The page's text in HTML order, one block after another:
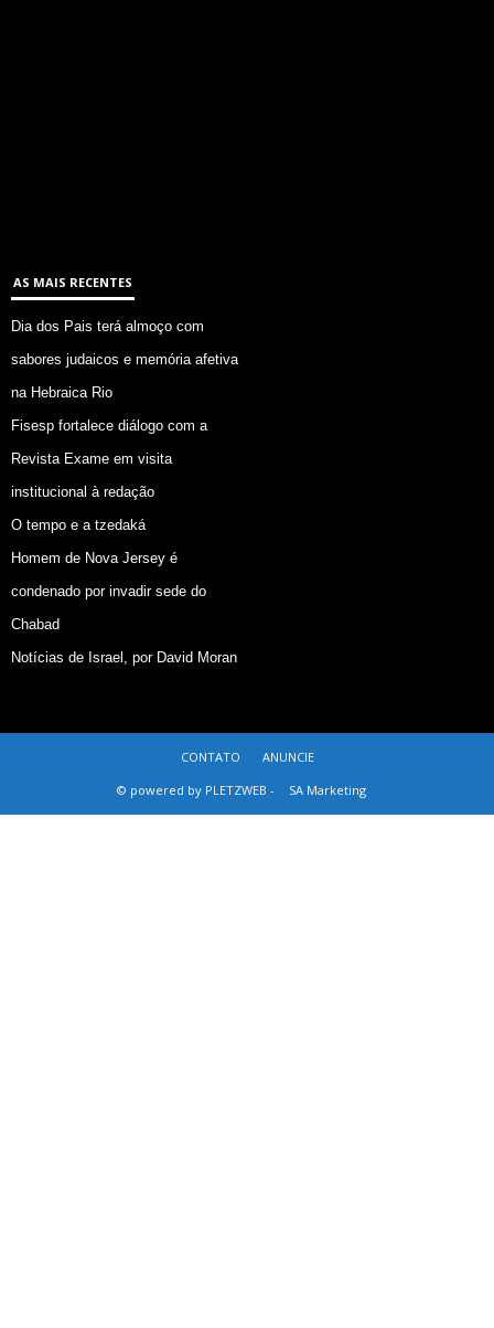
AS MAIS RECENTES
Dia dos Pais terá almoço com
sabores judaicos e memória afetiva
na Hebraica Rio
Fisesp fortalece diálogo com a
Revista Exame em visita
institucional à redação
O tempo e a tzedaká
Homem de Nova Jersey é
condenado por invadir sede do
Chabad
Notícias de Israel, por David Moran
CONTATO
ANUNCIE
© powered by PLETZWEB -
SA Marketing